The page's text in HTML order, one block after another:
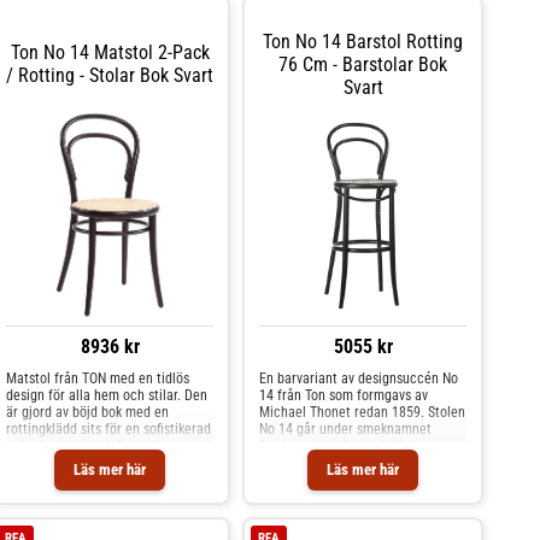
baksidan så att det kan tränga in i
rottingen och göra den mjuk och
följsam. Shoppa Barstolar och mer
Shoppa Stolar och mer Stolar &
Pallar hos Royal Design.
Ton No 14 Matstol 2-Pack
/ Rotting - Stolar Bok Svart
8936 kr
Läs mer här
Matstol från TON med en tidlös
design för alla hem och stilar. Den
är gjord av böjd bok med en
rottingklädd sits för en sofistikerad
och elegant touch.Formgivning av
Michael Thonet.Om matstolen från
TON- Säljs i 2-pack.- Finns i flera
varianter.- Formgivning av Michael
och mer Stolar & Pallar hos Royal
Ton No 14 Barstol Rotting
76 Cm - Barstolar Bok
Svart
5055 kr
Läs mer här
En barvariant av designsuccén No
14 från Ton som formgavs av
Michael Thonet redan 1859. Stolen
No 14 går under smeknamnet
”stolarnas stol” och är idag en av
världens mest omtyckta klassiker.
No 14 har tillverkats i otaliga
exemplar och har sedan den
hem och miljöer världen över. Med